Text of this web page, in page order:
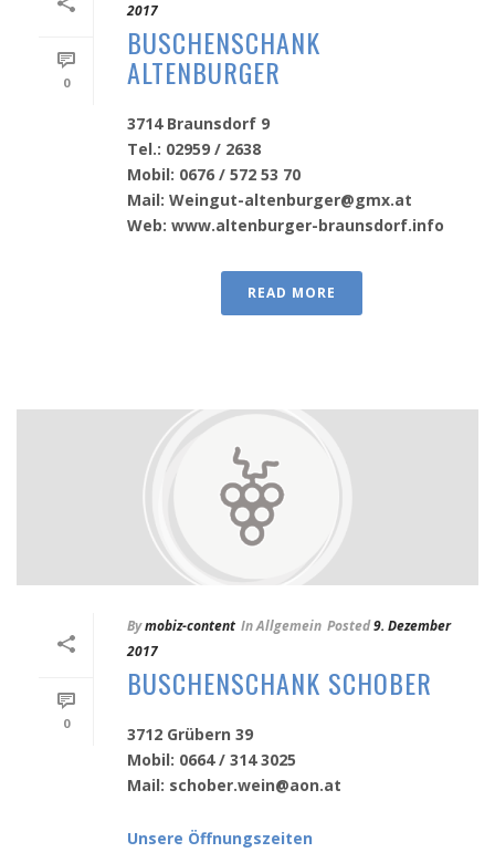
0
2017
BUSCHENSCHANK
ALTENBURGER
3714 Braunsdorf 9
Tel.: 02959 / 2638
Mobil: 0676 / 572 53 70
Mail: Weingut-altenburger@gmx.at
Web: www.altenburger-braunsdorf.info
READ MORE
0
Bymobiz-content InAllgemein Posted9. Dezember
2017
BUSCHENSCHANK SCHOBER
3712 Grübern 39
Mobil: 0664 / 314 3025
Mail: schober.wein@aon.at
Unsere Öffnungszeiten